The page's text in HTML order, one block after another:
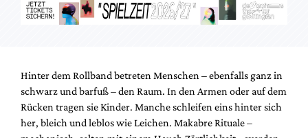
Hinter dem Rollband betreten Menschen – ebenfalls ganz in
schwarz und barfuß – den Raum. In den Armen oder auf dem
Rücken tragen sie Kinder. Manche schleifen eins hinter sich
her, bleich und leblos wie Leichen. Makabre Rituale –